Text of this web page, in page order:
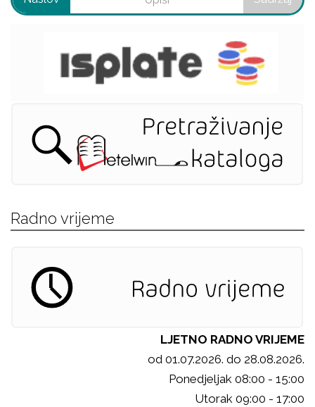
Radno vrijeme
LJETNO RADNO VRIJEME
od 01.07.2026. do 28.08.2026.
Ponedjeljak 08:00 - 15:00
Utorak 09:00 - 17:00